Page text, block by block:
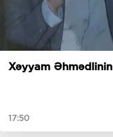
Xəyyam Əhmədlinin
17:50